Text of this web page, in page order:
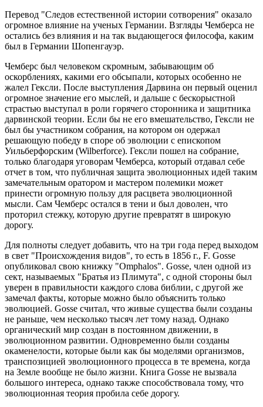
Перевод "Следов естественной истории сотворения" оказало
огромное влияние на ученых Германии. Взгляды Чемберса не
остались без влияния и на так выдающегося философа, каким
был в Германии Шопенгауэр.
Чемберс был человеком скромным, забывающим об
оскорблениях, какими его обсыпали, которых особенно не
жалел Гексли. После выступления Дарвина он первый оценил
огромное значение его мыслей, и дальше с бескорыстной
страстью выступал в роли горячего сторонника и защитника
дарвинской теории. Если бы не его вмешательство, Гексли не
был бы участником собрания, на котором он одержал
решающую победу в споре об эволюции с епископом
Уильберфорским (Wilberforce). Гексли пошел на собрание,
только благодаря уговорам Чемберса, который отдавал себе
отчет в том, что публичная защита эволюционных идей таким
замечательным оратором и мастером полемики может
принести огромную пользу для расцвета эволюционной
мысли. Сам Чемберс остался в тени и был доволен, что
проторил стежку, которую другие превратят в широкую
дорогу.
Для полноты следует добавить, что на три года перед выходом
в свет "Происхождения видов", то есть в 1856 г., F. Gosse
опубликовал свою книжку "Omphalos". Gosse, член одной из
сект, называемых "Братья из Плимута", с одной стороны был
уверен в правильности каждого слова библии, с другой же
замечал факты, которые можно было объяснить только
эволюцией. Gosse считал, что живые существа были созданы
не раньше, чем несколько тысяч лет тому назад. Однако
органический мир создан в постоянном движении, в
эволюционном развитии. Одновременно были созданы
окаменелости, которые были как бы моделями организмов,
транспозицией эволюционного процесса в те времена, когда
на Земле вообще не было жизни. Книга Gosse не вызвала
большого интереса, однако также способствовала тому, что
эволюционная теория пробила себе дорогу.